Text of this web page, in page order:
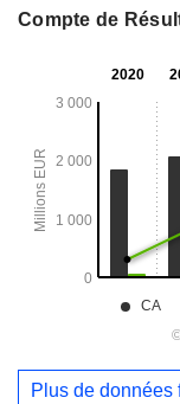
Compte de
Plus de données